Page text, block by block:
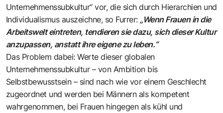
Unternehmenssubkultur“ vor, die sich durch Hierarchien und
Individualismus auszeichne, so Furrer: „Wenn Frauen in die
Arbeitswelt eintreten, tendieren sie dazu, sich dieser Kultur
anzupassen, anstatt ihre eigene zu leben.“
Das Problem dabei: Werte dieser globalen
Unternehmenssubkultur – von Ambition bis
Selbstbewusstsein – sind nach wie vor einem Geschlecht
zugeordnet und werden bei Männern als kompetent
wahrgenommen, bei Frauen hingegen als kühl und